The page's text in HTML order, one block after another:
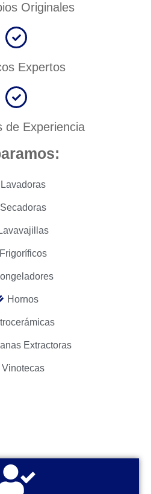
Originales
Expertos
de Experiencia
Lavadoras
Secadoras
Lavavajillas
Frigoríficos
Hornos
Extractoras
Vinotecas